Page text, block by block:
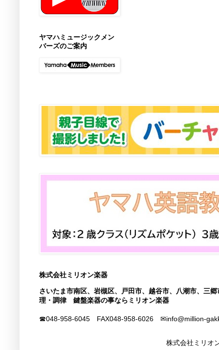
ヤマハミュージックメン
バーズのご案内
株式会社ミリオン楽器
さいたま市南区、岩槻区、戸田市、越谷市、八潮市、
理・調律 鍵盤楽器の事ならミリオン楽器
☎048-958-6045 FAX048-958-6026 ✉info@million-
株式会社ミリオ